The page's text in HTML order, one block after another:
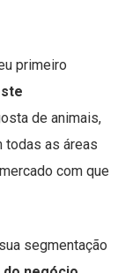
primeiro
de animais,
todas as áreas
com que
segmentação